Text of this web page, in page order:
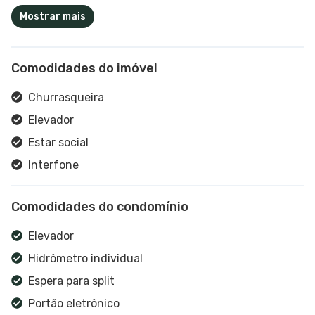
Mostrar mais
Comodidades do imóvel
Churrasqueira
Elevador
Estar social
Interfone
Comodidades do condomínio
Elevador
Hidrômetro individual
Espera para split
Portão eletrônico